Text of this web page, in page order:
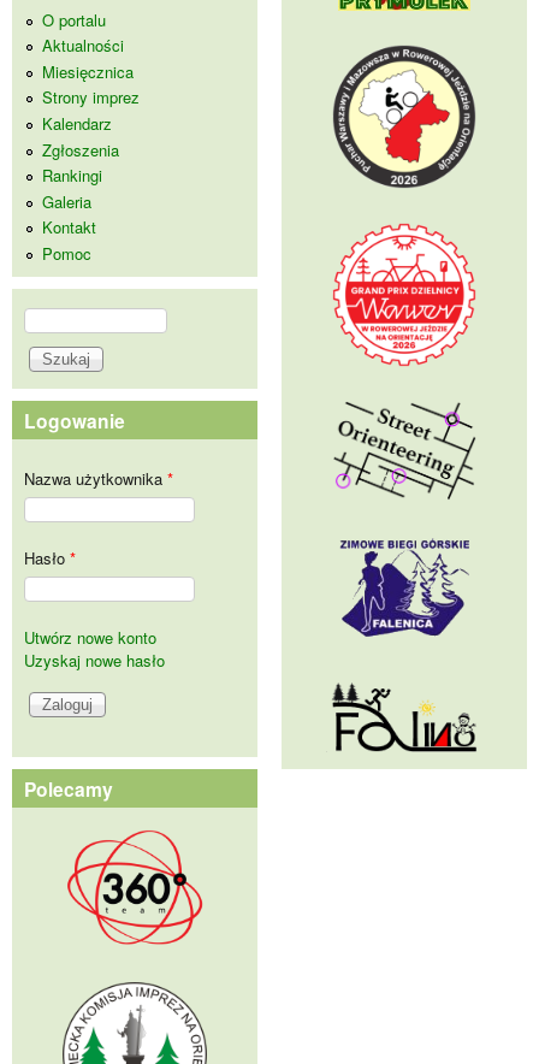
O portalu
Aktualności
Miesięcznica
Strony imprez
Kalendarz
Zgłoszenia
Rankingi
Galeria
Kontakt
Pomoc
Formularz wyszukiwania
Szukaj
Logowanie
Nazwa użytkownika *
Hasło *
Utwórz nowe konto
Uzyskaj nowe hasło
Polecamy